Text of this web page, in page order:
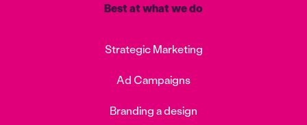
Best at what we do
Strategic Marketing
Ad Campaigns
Branding a design